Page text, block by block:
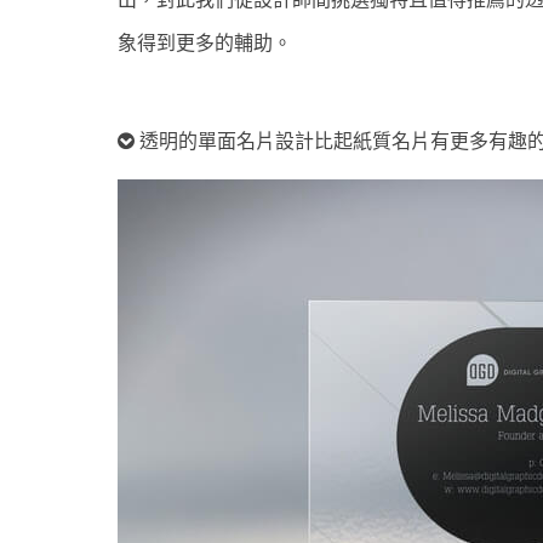
象得到更多的輔助。
透明的單面名片設計比起紙質名片有更多有趣